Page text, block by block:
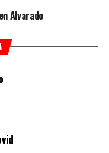
Alvarado